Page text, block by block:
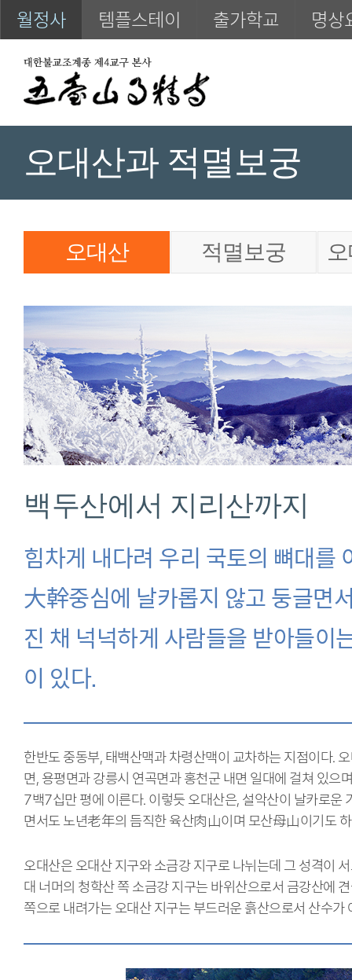
월정사 템플스테이 출가학교 명상
오대산과 적멸보궁
오대산 적멸보궁
백두산에서 지리산까지
힘차게 내다려 우리 국토의 뼈대를
大幹중심에 날카롭지 않고 둥글면
진 채 넉넉하게 사람들을 받아들이
이 있다.
한반도 중동부, 태백산맥과 차령산맥이 교차하는 지점이다.
면, 용평면과 강릉시 연곡면과 홍천군 내면 일대에 걸쳐 있으
7백7십만 평에 이른다. 이렇듯 오대산은, 설악산이 날카로운
면서도 노년老年의 듬직한 육산肉山이며 모산母山이기도
오대산은 오대산 지구와 소금강 지구로 나뉘는데 그 성격이
대 너머의 청학산 쪽 소금강 지구는 바위산으로서 금강산에
쪽으로 내려가는 오대산 지구는 부드러운 흙산으로서 산수가